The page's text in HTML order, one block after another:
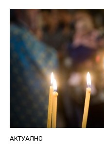
АКТУАЛНО